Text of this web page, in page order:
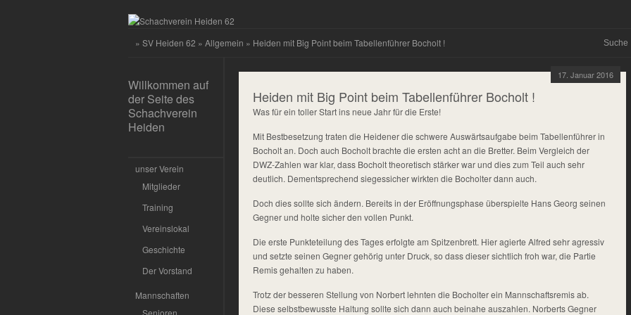
» SV Heiden 62 » Allgemein » Heiden mit Big Point beim Tabellenführer Bocholt !
Willkommen auf
der Seite des
Schachverein
Heiden
unser Verein
Mitglieder
Training
Vereinslokal
Geschichte
Der Vorstand
Mannschaften
Senioren
17. Januar 2016
Heiden mit Big Point beim Tabellenführer Bocholt !
Was für ein toller Start ins neue Jahr für die Erste!
Mit Bestbesetzung traten die Heidener die schwere Auswärtsaufgabe beim Tabellenführer in
Bocholt an. Doch auch Bocholt brachte die ersten acht an die Bretter. Beim Vergleich der
DWZ-Zahlen war klar, dass Bocholt theoretisch stärker war und dies zum Teil auch sehr
deutlich. Dementsprechend siegessicher wirkten die Bocholter dann auch.
Doch dies sollte sich ändern. Bereits in der Eröffnungsphase überspielte Hans Georg seinen
Gegner und holte sicher den vollen Punkt.
Die erste Punkteteilung des Tages erfolgte am Spitzenbrett. Hier agierte Alfred sehr agressiv
und setzte seinen Gegner gehörig unter Druck, so dass dieser sichtlich froh war, die Partie
Remis gehalten zu haben.
Trotz der besseren Stellung von Norbert lehnten die Bocholter ein Mannschaftsremis ab.
Diese selbstbewusste Haltung sollte sich dann auch beinahe auszahlen. Norberts Gegner